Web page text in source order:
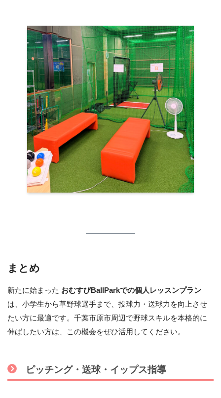
まとめ
新たに始まった おむすびBallParkでの個人レッスンプラン
は、小学生から草野球選手まで、投球力・送球力を向上させ
たい方に最適です。千葉市原市周辺で野球スキルを本格的に
伸ばしたい方は、この機会をぜひ活用してください。
ピッチング・送球・イップス指導